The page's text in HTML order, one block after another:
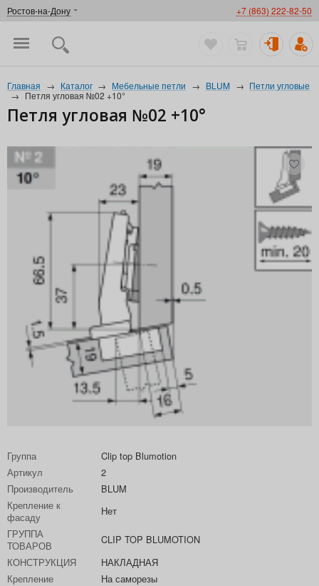
Ростов-на-Дону +7 (863) 222-82-50
Главная → Каталог → Мебельные петли → BLUM → Петли угловые
→ Петля угловая №02 +10°
Петля угловая №02 +10°
Группа
Clip top Blumotion
Артикул
2
Производитель
BLUM
Крепление к
фасаду
Нет
ГРУППА
ТОВАРОВ
CLIP TOP BLUMOTION
КОНСТРУКЦИЯ
НАКЛАДНАЯ
Крепление
На саморезы